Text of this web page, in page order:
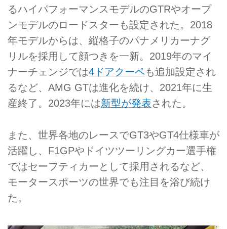
るハイパフォーマンスモデルのGTRやオープ
ンモデルのロードスターも設定された。2018
年モデルからは、縦格子のパナメリカーナグ
リルを採用して顔つきを一新。2019年のマイ
ナーチェンジでは4ドアクーペも追加設定され
るなど、AMG GTは進化を続け、2021年に生
産終了。2023年には新型が発表された。
また、世界各地のレースでGT3やGT4仕様車が
活躍し、F1GPやドイツツーリングカー選手権
ではセーフティカーとして採用されるなど、
モータースポーツの世界でも注目を浴び続け
た。